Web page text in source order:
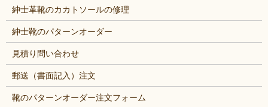
紳士革靴のカカトソールの修理
紳士靴のパターンオーダー
見積り問い合わせ
郵送（書面記入）注文
靴のパターンオーダー注文フォーム